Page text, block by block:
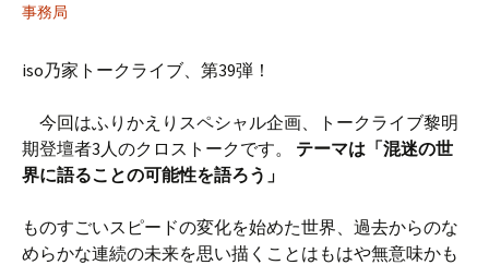
事務局
iso乃家トークライブ、第39弾！
今回はふりかえりスペシャル企画、トークライブ黎明
期登壇者3人のクロストークです。 テーマは「混迷の世
界に語ることの可能性を語ろう」
ものすごいスピードの変化を始めた世界、過去からのな
めらかな連続の未来を思い描くことはもはや無意味かも